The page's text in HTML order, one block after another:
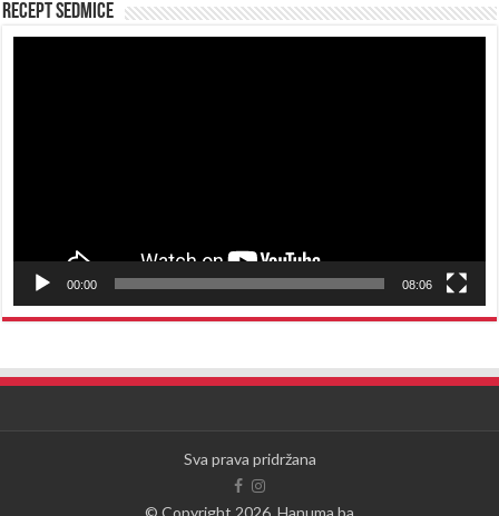
Recept sedmice
00:00 08:06
Sva prava pridržana
© Copyright 2026, Hanuma.ba